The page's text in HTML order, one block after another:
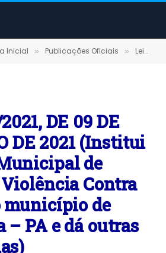
Inicial » Publicações Oficiais » Leis
DE 09 DE
DE 2021 (Institui
de
Contra
de
– PA e dá outras